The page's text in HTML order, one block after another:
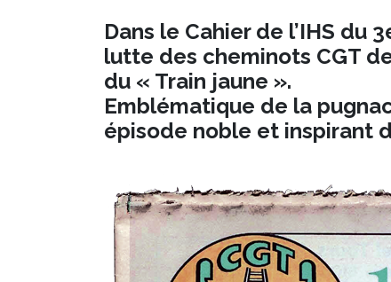
Dans le Cahier de l’IHS du
lutte des cheminots CGT
du « Train jaune ».
Emblématique de la
épisode noble et inspirant